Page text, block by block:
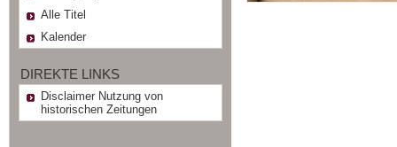
Alle Titel
Kalender
DIREKTE LINKS
Disclaimer Nutzung von
historischen Zeitungen